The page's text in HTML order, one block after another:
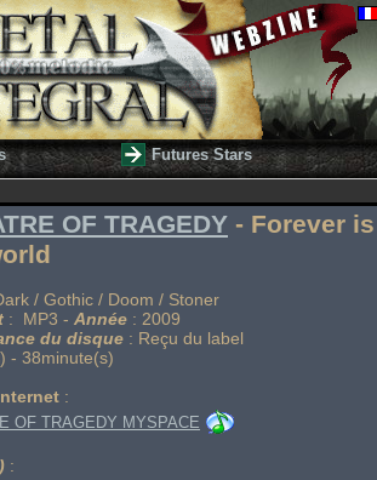
Futures Stars
OF TRAGEDY - Forever is
/ Gothic / Doom / Stoner
: MP3 - Année : 2009
du disque : Reçu du label
- 38minute(s)
:
OF TRAGEDY MYSPACE
: